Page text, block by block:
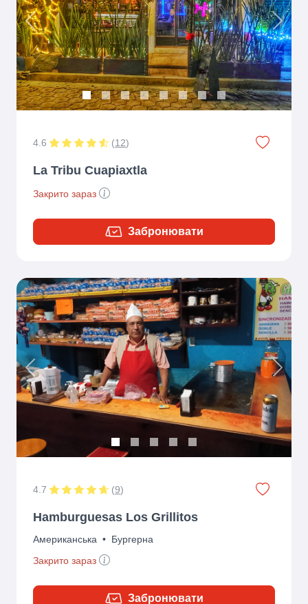
Previous Next
4.6 (12)
La Tribu Cuapiaxtla
Закрито зараз
Забронювати
Previous Next
4.7 (9)
Hamburguesas Los Grillitos
Американська • Бургерна
Закрито зараз
Забронювати